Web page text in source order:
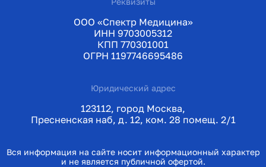
ООО «Спектр Медицина»
ИНН 9703005312
КПП 770301001
ОГРН 1197746695486
Юридический адрес
123112, город Москва,
Пресненская наб, д. 12, ком. 28 помещ. 2/1
Вся информация на сайте носит информационный характер
и не является публичной офертой.